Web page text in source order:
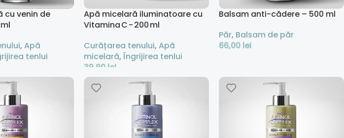
cu venin de
, Apă
tenlui
Apă micelară iluminatoare cu
Vitamina C - 200 ml
Curățarea tenului,Apă
micelară,Îngrijirea tenlui
39,90 lei
Adaugă În Coș
Balsam anti-cădere – 500 ml
Păr, Balsam de păr
66,00 lei